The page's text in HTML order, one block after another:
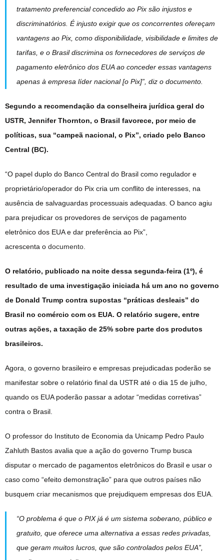
tratamento preferencial concedido ao Pix são injustos e
discriminatórios. É injusto exigir que os concorrentes ofereçam
vantagens ao Pix, como disponibilidade, visibilidade e limites de
tarifas, e o Brasil discrimina os fornecedores de serviços de
pagamento eletrônico dos EUA ao conceder essas vantagens
apenas à empresa líder nacional [o Pix]”, diz o documento.
Segundo a recomendação da conselheira jurídica geral do
USTR, Jennifer Thornton, o Brasil favorece, por meio de
políticas, sua “campeã nacional, o Pix”, criado pelo Banco
Central (BC).
“O papel duplo do Banco Central do Brasil como regulador e
proprietário/operador do Pix cria um conflito de interesses, na
ausência de salvaguardas processuais adequadas. O banco agiu
para prejudicar os provedores de serviços de pagamento
eletrônico dos EUA e dar preferência ao Pix”,
acrescenta o documento.
O relatório, publicado na noite dessa segunda-feira (1º), é
resultado de uma investigação iniciada há um ano no governo
de Donald Trump contra supostas “práticas desleais” do
Brasil no comércio com os EUA. O relatório sugere, entre
outras ações, a taxação de 25% sobre parte dos produtos
brasileiros.
Agora, o governo brasileiro e empresas prejudicadas poderão se
manifestar sobre o relatório final da USTR até o dia 15 de julho,
quando os EUA poderão passar a adotar “medidas corretivas”
contra o Brasil.
O professor do Instituto de Economia da Unicamp Pedro Paulo
Zahluth Bastos avalia que a ação do governo Trump busca
disputar o mercado de pagamentos eletrônicos do Brasil e usar o
caso como “efeito demonstração” para que outros países não
busquem criar mecanismos que prejudiquem empresas dos EUA.
“O problema é que o PIX já é um sistema soberano, público e
gratuito, que oferece uma alternativa a essas redes privadas,
que geram muitos lucros, que são controlados pelos EUA”,